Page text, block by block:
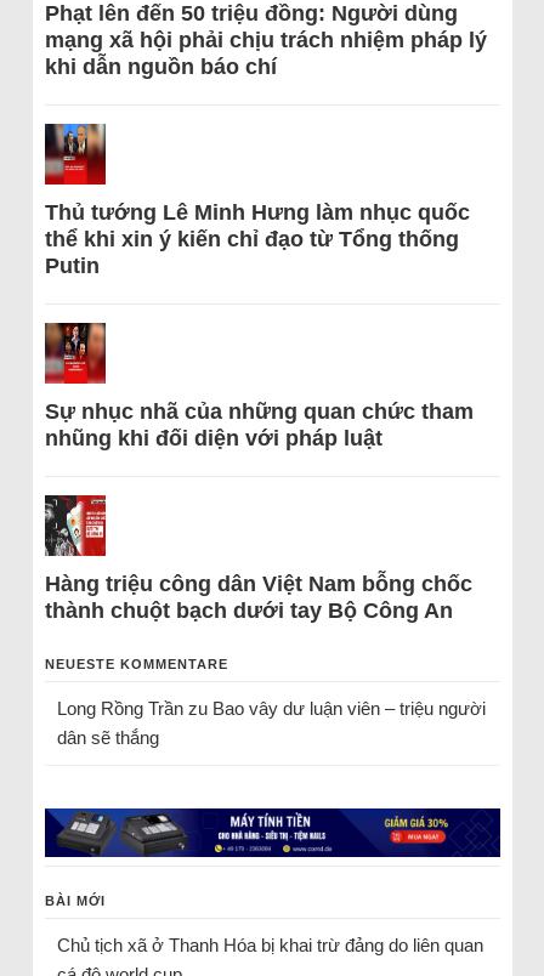
Phạt lên đến 50 triệu đồng: Người dùng
mạng xã hội phải chịu trách nhiệm pháp lý
khi dẫn nguồn báo chí
Thủ tướng Lê Minh Hưng làm nhục quốc
thể khi xin ý kiến chỉ đạo từ Tổng thống
Putin
Sự nhục nhã của những quan chức tham
nhũng khi đối diện với pháp luật
Hàng triệu công dân Việt Nam bỗng chốc
thành chuột bạch dưới tay Bộ Công An
NEUESTE KOMMENTARE
Long Rồng Trầnzu Bao vây dư luận viên – triệu người
dân sẽ thắng
BÀI MỚI
Chủ tịch xã ở Thanh Hóa bị khai trừ đảng do liên quan